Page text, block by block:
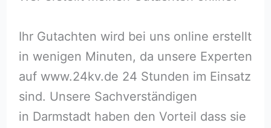
Ihr Gutachten wird bei uns online erstellt
in wenigen Minuten, da unsere Experten
auf www.24kv.de 24 Stunden im Einsatz
sind. Unsere Sachverständigen
in Darmstadt haben den Vorteil dass sie